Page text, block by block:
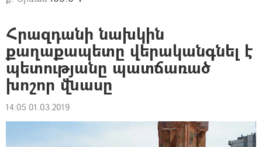
Հրազդանի նախկին
քաղաքապետը վերականգնել է
պետությանը պատճառած
խոշոր վնասը
14:05 01.03.2019